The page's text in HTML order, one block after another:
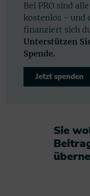
Bei PRO sind
kostenlos - und
finanziert sich
Unterstützen
Spende.
Jetzt spenden
Sie